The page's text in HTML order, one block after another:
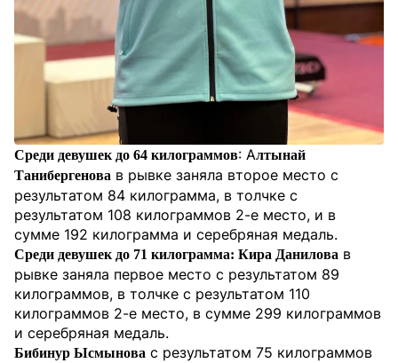
Среди девушек до 64 килограммов: Алтынай
Танибергенова в рывке заняла второе место с
результатом 84 килограмма, в толчке с
результатом 108 килограммов 2-е место, и в
сумме 192 килограмма и серебряная медаль.
Среди девушек до 71 килограмма: Кира Данилова в
рывке заняла первое место с результатом 89
килограммов, в толчке с результатом 110
килограммов 2-е место, в сумме 299 килограммов
и серебряная медаль.
Бибинур Ысмынова с результатом 75 килограммов